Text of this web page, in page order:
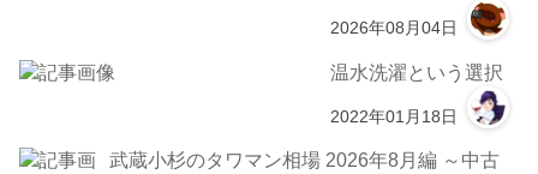
2026年08月04日
温水洗濯という選択
2022年01月18日
武蔵小杉のタワマン相場 2026年8月編 ～中古